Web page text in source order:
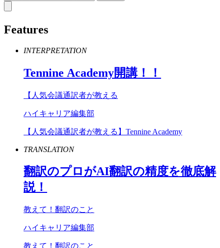
Features
INTERPRETATION
Tennine Academy開講！！
【人気会議通訳者が教える
ハイキャリア編集部
【人気会議通訳者が教える】Tennine Academy
TRANSLATION
翻訳のプロがAI翻訳の精度を徹底解
説！
教えて！翻訳のこと
ハイキャリア編集部
教えて！翻訳のこと